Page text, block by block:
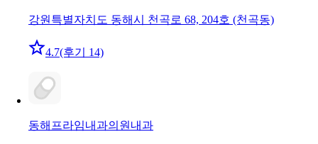
강원특별자치도 동해시 천곡로 68, 204호 (천곡동)
4.7(후기 14)
동해프라임내과의원 내과